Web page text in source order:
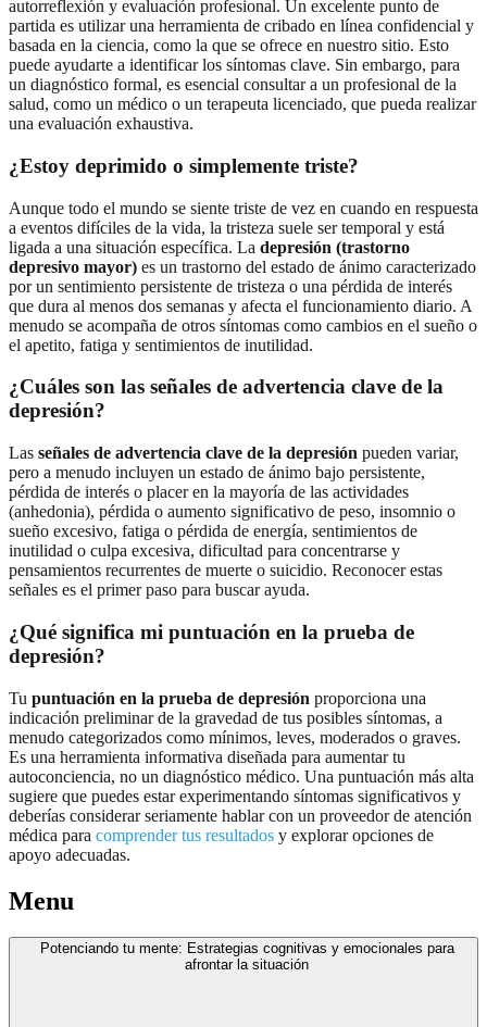
autorreflexión y evaluación profesional. Un excelente punto de
partida es utilizar una herramienta de cribado en línea confidencial y
basada en la ciencia, como la que se ofrece en nuestro sitio. Esto
puede ayudarte a identificar los síntomas clave. Sin embargo, para
un diagnóstico formal, es esencial consultar a un profesional de la
salud, como un médico o un terapeuta licenciado, que pueda realizar
una evaluación exhaustiva.
¿Estoy deprimido o simplemente triste?
Aunque todo el mundo se siente triste de vez en cuando en respuesta
a eventos difíciles de la vida, la tristeza suele ser temporal y está
ligada a una situación específica. La depresión (trastorno
depresivo mayor) es un trastorno del estado de ánimo caracterizado
por un sentimiento persistente de tristeza o una pérdida de interés
que dura al menos dos semanas y afecta el funcionamiento diario. A
menudo se acompaña de otros síntomas como cambios en el sueño o
el apetito, fatiga y sentimientos de inutilidad.
¿Cuáles son las señales de advertencia clave de la
depresión?
Las señales de advertencia clave de la depresión pueden variar,
pero a menudo incluyen un estado de ánimo bajo persistente,
pérdida de interés o placer en la mayoría de las actividades
(anhedonia), pérdida o aumento significativo de peso, insomnio o
sueño excesivo, fatiga o pérdida de energía, sentimientos de
inutilidad o culpa excesiva, dificultad para concentrarse y
pensamientos recurrentes de muerte o suicidio. Reconocer estas
señales es el primer paso para buscar ayuda.
¿Qué significa mi puntuación en la prueba de
depresión?
Tu puntuación en la prueba de depresión proporciona una
indicación preliminar de la gravedad de tus posibles síntomas, a
menudo categorizados como mínimos, leves, moderados o graves.
Es una herramienta informativa diseñada para aumentar tu
autoconciencia, no un diagnóstico médico. Una puntuación más alta
sugiere que puedes estar experimentando síntomas significativos y
deberías considerar seriamente hablar con un proveedor de atención
médica para comprender tus resultados y explorar opciones de
apoyo adecuadas.
Menu
Potenciando tu mente: Estrategias cognitivas y emocionales para
afrontar la situación